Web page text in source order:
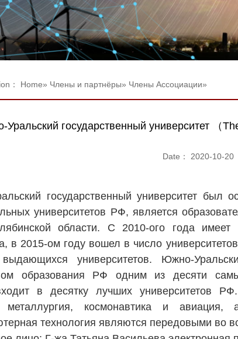
： Home» Члены и партнёры» Члены Ассоциации»
государственный университет （
Date： 2020-10-20
государственный университет был
университетов РФ, является
области. С 2010-ого года имеет
в 2015-ом году вошел в число
университетов. Южно-
образования РФ одним из десяти
в десятку лучших университетов
металлургия, космонавтика и авиация,
технология являются передовыми во